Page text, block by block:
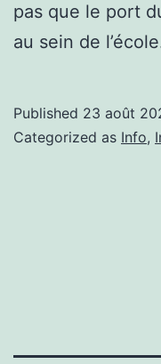
pas que le port
au sein de
Published 23 août
Categorized as Info,